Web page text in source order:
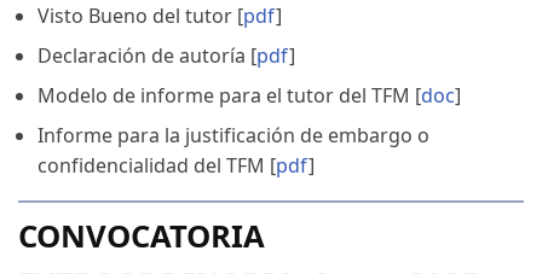
Visto Bueno del tutor [pdf]
Declaración de autoría [pdf]
Modelo de informe para el tutor del TFM [doc]
Informe para la justificación de embargo o
confidencialidad del TFM [pdf]
CONVOCATORIA